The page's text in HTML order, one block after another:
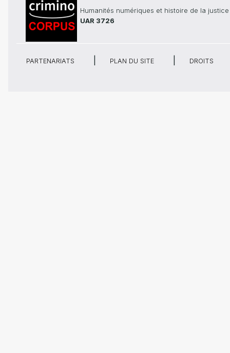
Humanités numériques et histoire de la justice
UAR 3726
PARTENARIATS PLAN DU SITE DROITS